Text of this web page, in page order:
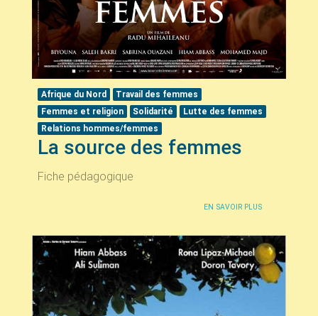
Afrique du Nord
Travail des femmes
Femmes et religion
Solidarité
Lutte des femmes
Relations hommes/femmes
La source des femmes
Fiche pédagogique
EN SAVOIR PLUS